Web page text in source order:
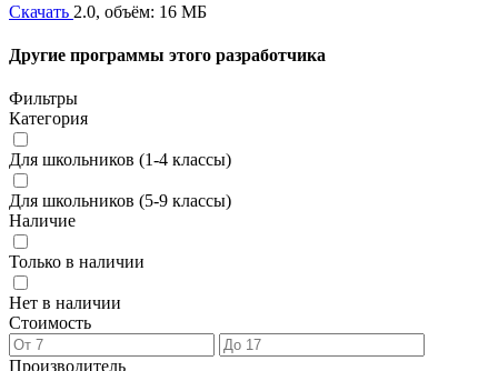
Скачать 2.0, объём: 16 МБ
Другие программы этого разработчика
Фильтры
Категория
Для школьников (1-4 классы)
Для школьников (5-9 классы)
Наличие
Только в наличии
Нет в наличии
Стоимость
Производитель